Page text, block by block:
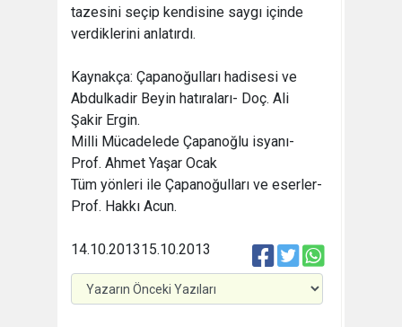
tazesini seçip kendisine saygı içinde
verdiklerini anlatırdı.
Kaynakça: Çapanoğulları hadisesi ve
Abdulkadir Beyin hatıraları- Doç. Ali
Şakir Ergin.
Milli Mücadelede Çapanoğlu isyanı-
Prof. Ahmet Yaşar Ocak
Tüm yönleri ile Çapanoğulları ve eserler-
Prof. Hakkı Acun.
15.10.2013
14.10.2013